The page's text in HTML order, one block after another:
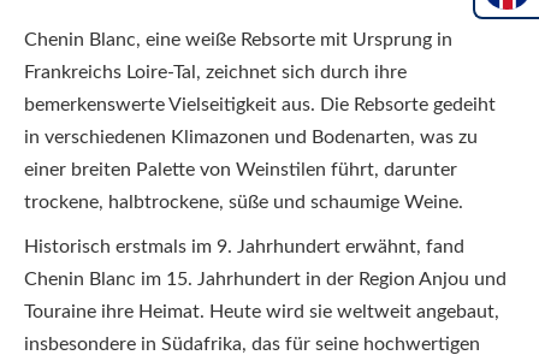
Chenin Blanc, eine weiße Rebsorte mit Ursprung in
Frankreichs Loire-Tal, zeichnet sich durch ihre
bemerkenswerte Vielseitigkeit aus. Die Rebsorte gedeiht
in verschiedenen Klimazonen und Bodenarten, was zu
einer breiten Palette von Weinstilen führt, darunter
trockene, halbtrockene, süße und schaumige Weine.
Historisch erstmals im 9. Jahrhundert erwähnt, fand
Chenin Blanc im 15. Jahrhundert in der Region Anjou und
Touraine ihre Heimat. Heute wird sie weltweit angebaut,
insbesondere in Südafrika, das für seine hochwertigen